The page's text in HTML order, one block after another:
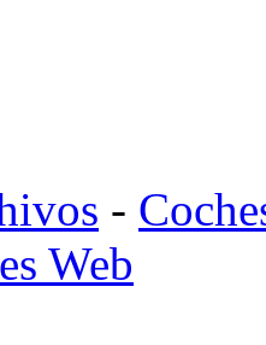
-
Web